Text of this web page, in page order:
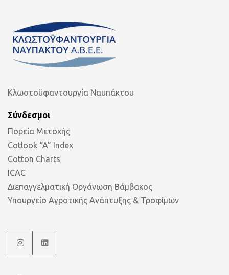
Κλωστοϋφαντουργία Ναυπάκτου
Σύνδεσμοι
Πορεία Μετοχής
Cotlook “A” Index
Cotton Charts
ICAC
Διεπαγγελματική Οργάνωση Βάμβακος
Υπουργείο Αγροτικής Ανάπτυξης & Τροφίμων